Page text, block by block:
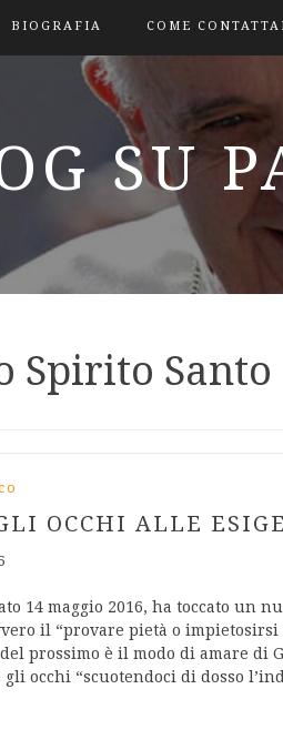
BIOGRAFIA COME
SU
Spirito Santo
OCCHI ALLE
14 maggio 2016, ha toccato un
il “provare pietà o
prossimo è il modo di amare di
occhi “scuotendoci di dosso